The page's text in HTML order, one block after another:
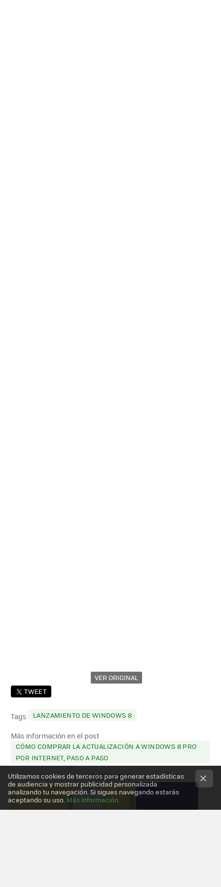
VER ORIGINAL
TWEET
Tags LANZAMIENTO DE WINDOWS 8
Más información en el post
CÓMO COMPRAR LA ACTUALIZACIÓN A WINDOWS 8 PRO
POR INTERNET, PASO A PASO
Utilizamos cookies de terceros para generar estadísticas
de audiencia y mostrar publicidad personalizada
analizando tu navegación. Si sigues navegando estarás
aceptando su uso. Más información